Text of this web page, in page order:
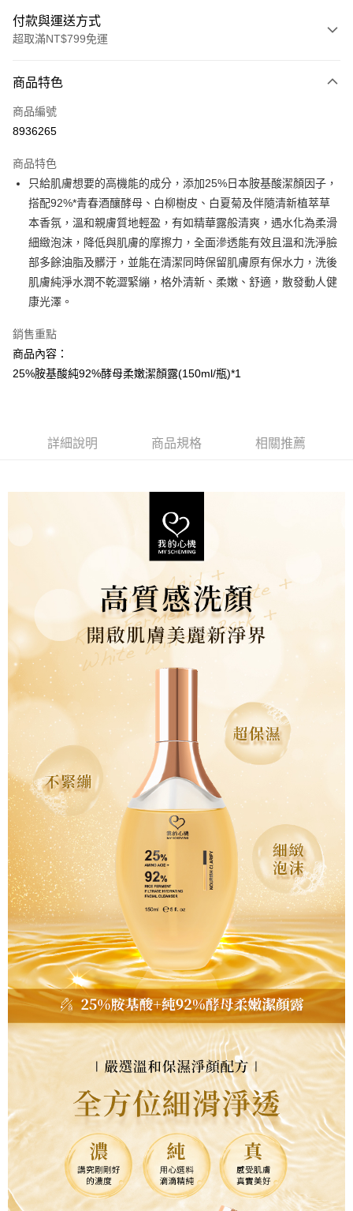
付款與運送方式
超取滿NT$799免運
信用卡一次付款
超商取貨付款
Apple Pay
街口支付
悠遊付
AFTEE先享後付
相關說明
【關於「AFTEE先享後付」】
便利好安心！
１．簡單：不需註冊會員、不需綁卡、不需儲值。
２．便利：只要手機號碼，簡訊認證，即可結帳。
３．安心：先確認商品／服務後，再付款。
２．訂單成立數日內，您將收到繳費通知簡訊。
※ 交易是否成功請以「AFTEE先享後付 」之結帳頁面顯示為準，若有關於
是否繳費成功／繳費後需取消欲退款等相關疑問，請聯繫「AFTEE先享後付
https://netprotections.freshdesk.com/support/home
１．透過由恩沛科技股份有限公司提供之「AFTEE先享後付」服務完成之交
易，需依本服務之必要範圍內提供個人資料，並將交易相關給付款項請求債
權轉讓予恩沛科技股份有限公司。
２．關於個人資料處理事宜，請瀏覽以下網址：
https://aftee.tw/terms/#terms3
３．未成年的使用者請事先徵得法定代理人或監護人之同意方可使用
「AFTEE先享後付」，若未經同意申辦者引起之損失，本公司不負相關責
任。
４．使用「AFTEE先享後付」時，將依據個別帳號之用戶狀況，依本公司即
時審查核予不同之上限額度；若仍有額度不足之情形，本公司將視審查結果
請求用戶進行身份認證。
５．嚴禁一人註冊多個帳號或使用他人資訊註冊。若發現惡意使用之情形，
恩沛科技股份有限公司將有權停止該用戶之使用額度並採取法律行動。
全家取貨付款
每筆NT$100，滿NT$799(含以上)免運費
商品特色
商品編號
8936265
商品特色
只給肌膚想要的高機能的成分，添加25%日本胺基酸潔顏因子，
搭配92%*青春酒釀酵母、白柳樹皮、白夏菊及伴隨清新植萃草
本香氛，溫和親膚質地輕盈，有如精華露般清爽，遇水化為柔滑
細緻泡沫，降低與肌膚的摩擦力，全面滲透能有效且溫和洗淨臉
部多餘油脂及髒汙，並能在清潔同時保留肌膚原有保水力，洗後
肌膚純淨水潤不乾澀緊繃，格外清新、柔嫩、舒適，散發動人健
康光澤。
銷售重點
商品內容：
25%胺基酸純92%酵母柔嫩潔顏露(150ml/瓶)*1
詳細說明 商品規格 相關推薦